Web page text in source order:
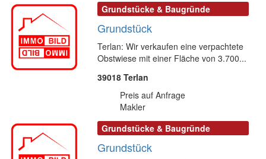
Grundstücke & Baugründe
Grundstück
Terlan: Wir verkaufen eine verpachtete
Obstwiese mit einer Fläche von 3.700...
39018 Terlan
Preis auf Anfrage
Makler
Grundstücke & Baugründe
Grundstück